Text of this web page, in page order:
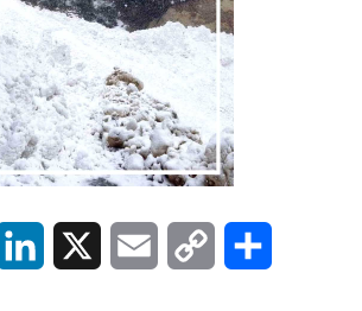
WhatsAppLinkedIn Email
Copy